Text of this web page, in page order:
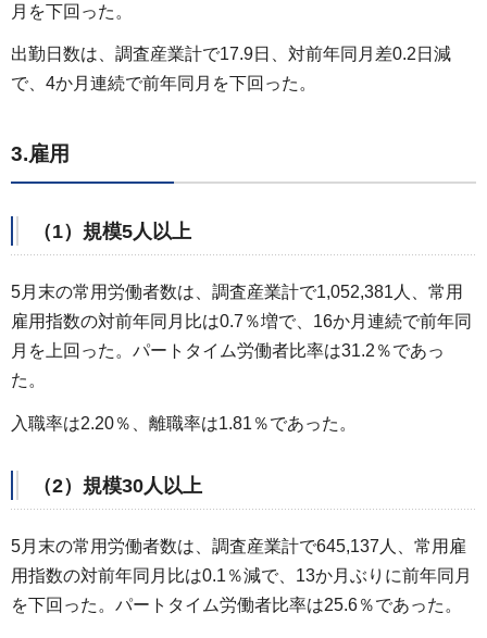
月を下回った。
出勤日数は、調査産業計で17.9日、対前年同月差0.2日減
で、4か月連続で前年同月を下回った。
3.雇用
（1）規模5人以上
5月末の常用労働者数は、調査産業計で1,052,381人、常用
雇用指数の対前年同月比は0.7％増で、16か月連続で前年同
月を上回った。パートタイム労働者比率は31.2％であっ
た。
入職率は2.20％、離職率は1.81％であった。
（2）規模30人以上
5月末の常用労働者数は、調査産業計で645,137人、常用雇
用指数の対前年同月比は0.1％減で、13か月ぶりに前年同月
を下回った。パートタイム労働者比率は25.6％であった。